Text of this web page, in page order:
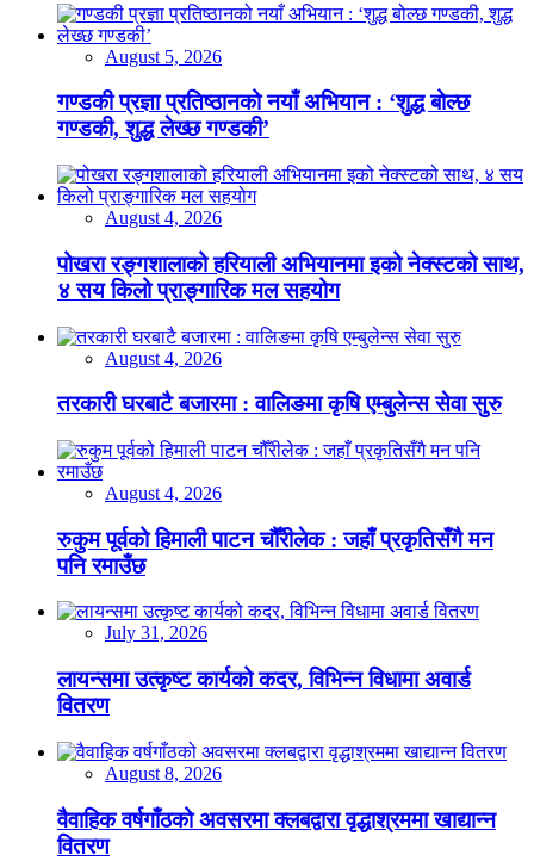
August 5, 2026
गण्डकी प्रज्ञा प्रतिष्ठानको नयाँ अभियान : ‘शुद्ध बोल्छ
गण्डकी, शुद्ध लेख्छ गण्डकी’
August 4, 2026
पोखरा रङ्गशालाको हरियाली अभियानमा इको नेक्स्टको साथ,
४ सय किलो प्राङ्गारिक मल सहयोग
August 4, 2026
तरकारी घरबाटै बजारमा : वालिङमा कृषि एम्बुलेन्स सेवा सुरु
August 4, 2026
रुकुम पूर्वको हिमाली पाटन चौँरीलेक : जहाँ प्रकृतिसँगै मन
पनि रमाउँछ
July 31, 2026
लायन्समा उत्कृष्ट कार्यको कदर, विभिन्न विधामा अवार्ड
वितरण
August 8, 2026
वैवाहिक वर्षगाँठको अवसरमा क्लबद्वारा वृद्धाश्रममा खाद्यान्न
वितरण